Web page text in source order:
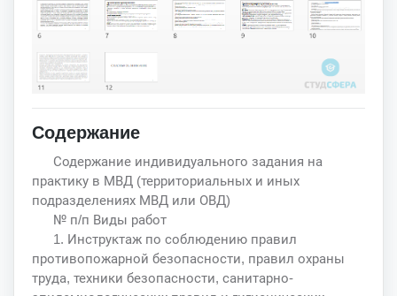
Содержание
Содержание индивидуального задания на
практику в МВД (территориальных и иных
подразделениях МВД или ОВД)
№ п/п Виды работ
1. Инструктаж по соблюдению правил
противопожарной безопасности, правил охраны
труда, техники безопасности, санитарно-